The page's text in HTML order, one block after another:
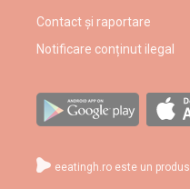
Contact și raportare
Notificare conținut ilegal
eeatingh.ro este un produs